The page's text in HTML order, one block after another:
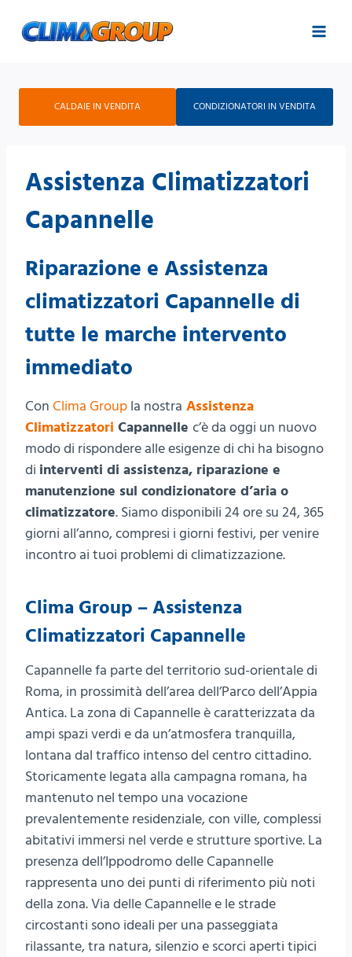
CALDAIE IN VENDITA CONDIZIONATORI IN VENDITA
Assistenza Climatizzatori
Capannelle
Riparazione e Assistenza
climatizzatori Capannelle di
tutte le marche intervento
immediato
Con Clima Group la nostra Assistenza
Climatizzatori Capannelle c’è da oggi un nuovo
modo di rispondere alle esigenze di chi ha bisogno
di interventi di assistenza, riparazione e
manutenzione sul condizionatore d’aria o
climatizzatore. Siamo disponibili 24 ore su 24, 365
giorni all’anno, compresi i giorni festivi, per venire
incontro ai tuoi problemi di climatizzazione.
Clima Group – Assistenza
Climatizzatori Capannelle
Capannelle fa parte del territorio sud-orientale di
Roma, in prossimità dell’area dell’Parco dell’Appia
Antica. La zona di Capannelle è caratterizzata da
ampi spazi verdi e da un’atmosfera tranquilla,
lontana dal traffico intenso del centro cittadino.
Storicamente legata alla campagna romana, ha
mantenuto nel tempo una vocazione
prevalentemente residenziale, con ville, complessi
abitativi immersi nel verde e strutture sportive. La
presenza dell’Ippodromo delle Capannelle
rappresenta uno dei punti di riferimento più noti
della zona. Via delle Capannelle e le strade
circostanti sono ideali per una passeggiata
rilassante, tra natura, silenzio e scorci aperti tipici